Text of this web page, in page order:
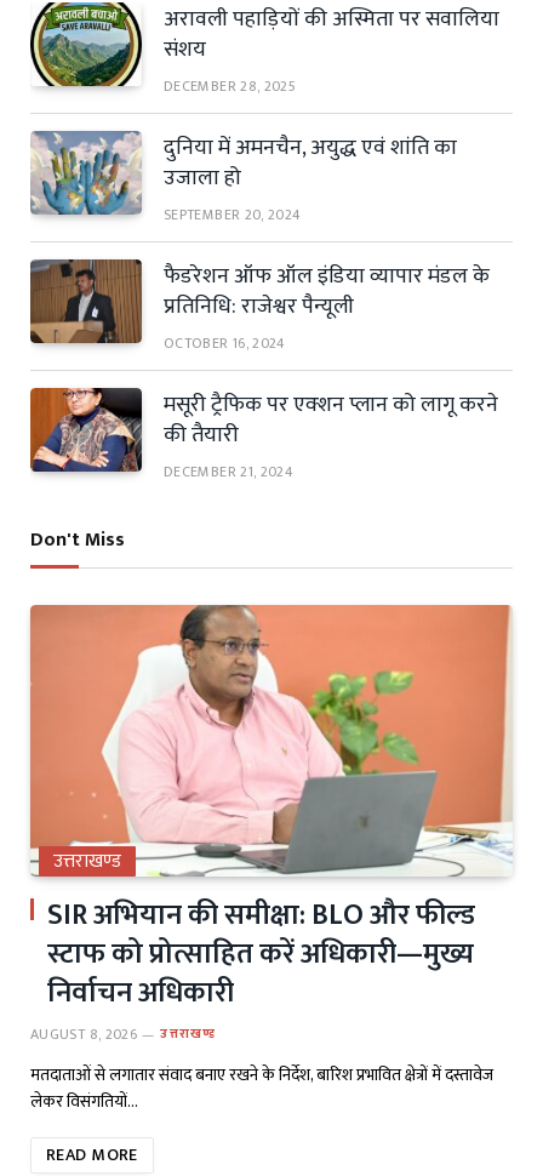
अरावली पहाड़ियों की अस्मिता पर सवालिया
संशय
DECEMBER 28, 2025
दुनिया में अमनचैन, अयुद्ध एवं शांति का
उजाला हो
SEPTEMBER 20, 2024
फैडरेशन ऑफ ऑल इंडिया व्यापार मंडल के
प्रतिनिधि: राजेश्वर पैन्यूली
OCTOBER 16, 2024
मसूरी ट्रैफिक पर एक्शन प्लान को लागू करने
की तैयारी
DECEMBER 21, 2024
Don't Miss
उत्तराखण्ड
SIR अभियान की समीक्षा: BLO और फील्ड
स्टाफ को प्रोत्साहित करें अधिकारी—मुख्य
निर्वाचन अधिकारी
AUGUST 8, 2026 उत्तराखण्ड
मतदाताओं से लगातार संवाद बनाए रखने के निर्देश, बारिश प्रभावित क्षेत्रों में दस्तावेज
लेकर विसंगतियों…
READ MORE